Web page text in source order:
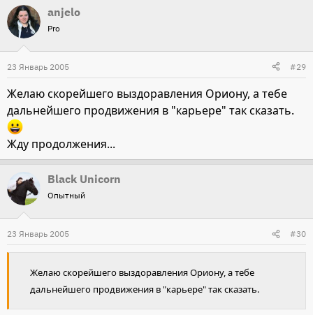
anjelo
Pro
23 Январь 2005 #29
Желаю скорейшего выздоравления Ориону, а тебе
дальнейшего продвижения в "карьере" так сказать.
Жду продолжения...
Black Unicorn
Опытный
23 Январь 2005 #30
Желаю скорейшего выздоравления Ориону, а тебе
дальнейшего продвижения в "карьере" так сказать.